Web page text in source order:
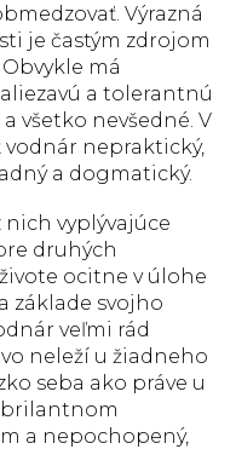
Výrazná
je častým zdrojom
má
a tolerantnú
všetko nevšedné. V
nepraktický,
a dogmatický.
nich vyplývajúce
druhých
ocitne v úlohe
základe svojho
veľmi rád
neleží u žiadneho
seba ako práve u
brilantnom
a nepochopený,